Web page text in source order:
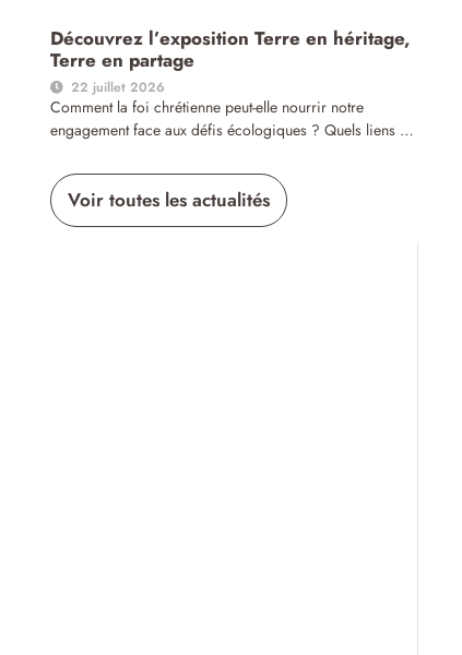
Découvrez l’exposition Terre en héritage,
Terre en partage
22 juillet 2026
Comment la foi chrétienne peut-elle nourrir notre
engagement face aux défis écologiques ? Quels liens …
Voir toutes les actualités